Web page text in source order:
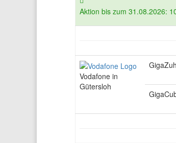
Aktion bis zum 31.08.2026:
Vodafone in
Gütersloh